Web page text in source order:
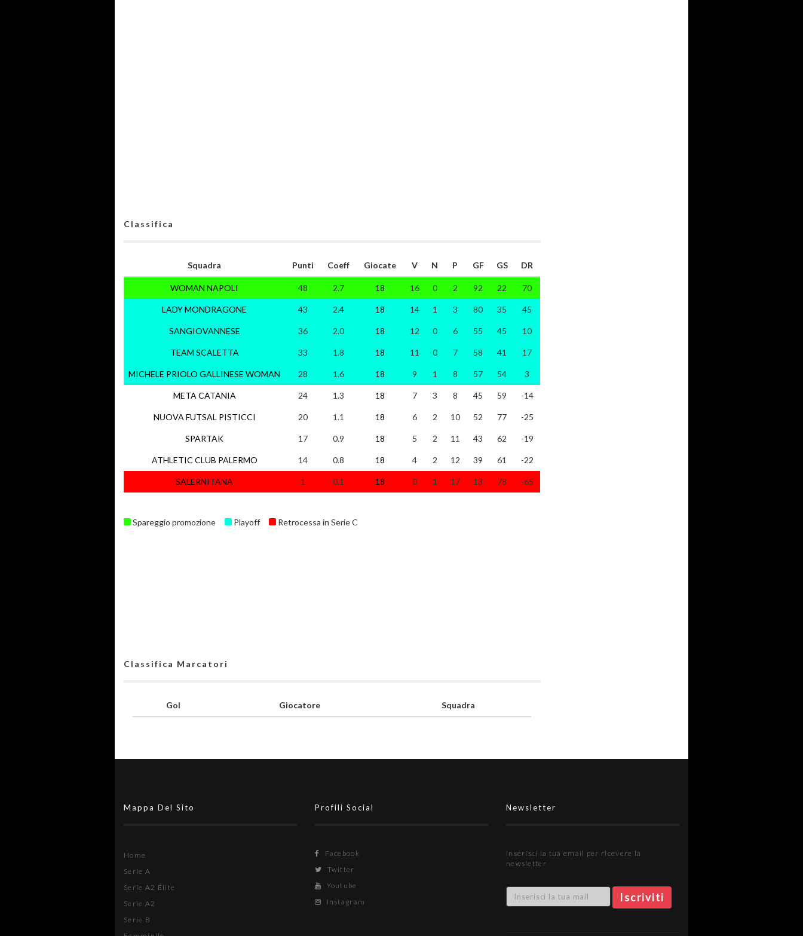
Classifica
Squadra
WOMAN NAPOLI
LADY MONDRAGONE
SANGIOVANNESE
TEAM SCALETTA
MICHELE PRIOLO GALLINESE WOMAN
META CATANIA
NUOVA FUTSAL PISTICCI
SPARTAK
ATHLETIC CLUB PALERMO
SALERNITANA
Punti Coeff Giocate V N P GF GS DR
48 2.7 18 16 0 2 92 22 70
43 2.4 18 14 1 3 80 35 45
36 2.0 18 12 0 6 55 45 10
33 1.8 18 11 0 7 58 41 17
28 1.6 18 9 1 8 57 54 3
24 1.3 18 7 3 8 45 59 -14
20 1.1 18 6 2 10 52 77 -25
17 0.9 18 5 2 11 43 62 -19
14 0.8 18 4 2 12 39 61 -22
1 0.1 18 0 1 17 13 78 -65
Spareggio promozione Playoff Retrocessa in Serie C
Classifica Marcatori
Gol Giocatore Squadra
Mappa Del Sito
Home
Serie A
Serie A2 Élite
Serie A2
Serie B
Profili Social
Facebook
Twitter
Youtube
Instagram
Newsletter
Inserisci la tua email per ricevere la
newsletter